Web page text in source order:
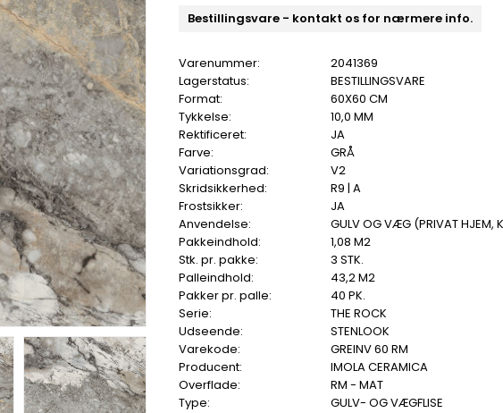
Bestillingsvare - kontakt os for nærmere info.
Varenummer:
2041369
Lagerstatus:
BESTILLINGSVARE
Format:
60X60 CM
Tykkelse:
10,0 MM
Rektificeret:
JA
Farve:
GRÅ
Variationsgrad:
V2
Skridsikkerhed:
R9 | A
Frostsikker:
JA
Anvendelse:
GULV OG VÆG (PRIVAT HJEM,
Pakkeindhold:
1,08 M2
Stk. pr. pakke:
3 STK.
Palleindhold:
43,2 M2
Pakker pr. palle:
40 PK.
Serie:
THE ROCK
Udseende:
STENLOOK
Varekode:
GREINV 60 RM
Producent:
IMOLA CERAMICA
Overflade:
RM - MAT
Type:
GULV- OG VÆGFLISE